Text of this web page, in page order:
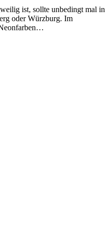
ist, sollte unbedingt mal in
oder Würzburg. Im